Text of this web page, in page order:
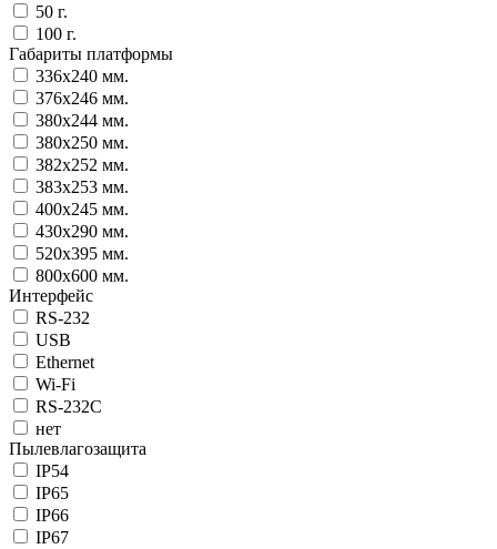
50 г.
100 г.
Габариты платформы
336x240 мм.
376x246 мм.
380x244 мм.
380x250 мм.
382x252 мм.
383x253 мм.
400x245 мм.
430x290 мм.
520x395 мм.
800x600 мм.
Интерфейс
RS-232
USB
Ethernet
Wi-Fi
RS-232C
нет
Пылевлагозащита
IP54
IP65
IP66
IP67